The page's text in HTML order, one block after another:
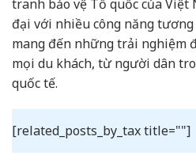
tranh bảo vệ Tổ quốc của
đại với nhiều công năng
mang đến những trải nghiệm
mọi du khách, từ người dân
quốc tế.
[related_posts_by_tax title=""]